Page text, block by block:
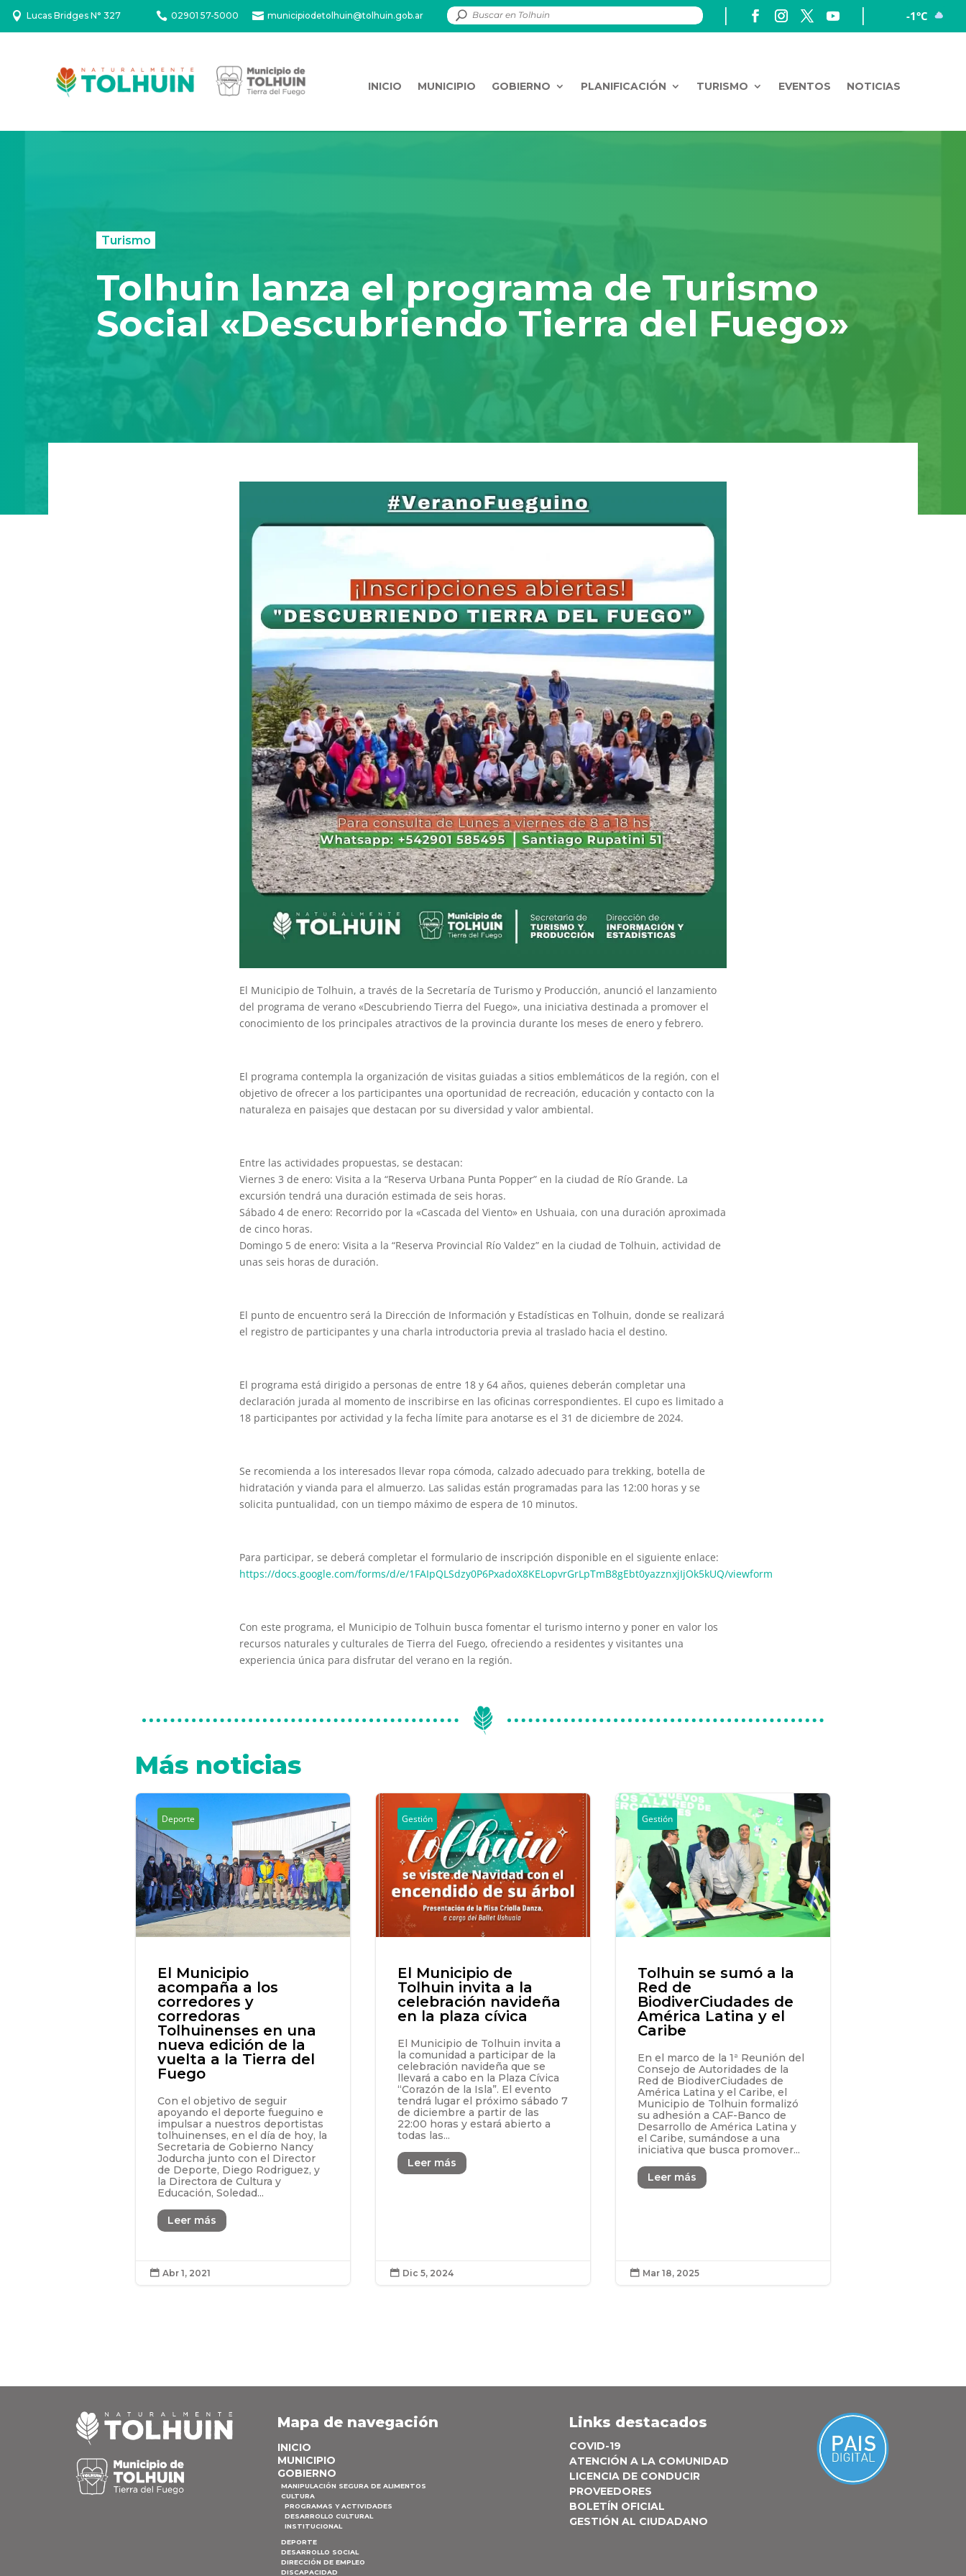
 Lucas Bridges N° 327  02901 57-5000  municipiodetolhuin@tolhuin.gob.ar -1°C
INICIO MUNICIPIO GOBIERNO PLANIFICACIÓN TURISMO EVENTOS NOTICIAS
Turismo
Tolhuin lanza el programa de Turismo
Social «Descubriendo Tierra del Fuego»
El Municipio de Tolhuin, a través de la Secretaría de Turismo y Producción, anunció el lanzamiento
del programa de verano «Descubriendo Tierra del Fuego», una iniciativa destinada a promover el
conocimiento de los principales atractivos de la provincia durante los meses de enero y febrero.
El programa contempla la organización de visitas guiadas a sitios emblemáticos de la región, con el
objetivo de ofrecer a los participantes una oportunidad de recreación, educación y contacto con la
naturaleza en paisajes que destacan por su diversidad y valor ambiental.
Entre las actividades propuestas, se destacan:
Viernes 3 de enero: Visita a la “Reserva Urbana Punta Popper” en la ciudad de Río Grande. La
excursión tendrá una duración estimada de seis horas.
Sábado 4 de enero: Recorrido por la «Cascada del Viento» en Ushuaia, con una duración aproximada
de cinco horas.
Domingo 5 de enero: Visita a la “Reserva Provincial Río Valdez” en la ciudad de Tolhuin, actividad de
unas seis horas de duración.
El punto de encuentro será la Dirección de Información y Estadísticas en Tolhuin, donde se realizará
el registro de participantes y una charla introductoria previa al traslado hacia el destino.
El programa está dirigido a personas de entre 18 y 64 años, quienes deberán completar una
declaración jurada al momento de inscribirse en las oficinas correspondientes. El cupo es limitado a
18 participantes por actividad y la fecha límite para anotarse es el 31 de diciembre de 2024.
Se recomienda a los interesados llevar ropa cómoda, calzado adecuado para trekking, botella de
hidratación y vianda para el almuerzo. Las salidas están programadas para las 12:00 horas y se
solicita puntualidad, con un tiempo máximo de espera de 10 minutos.
Para participar, se deberá completar el formulario de inscripción disponible en el siguiente enlace:
https://docs.google.com/forms/d/e/1FAIpQLSdzy0P6PxadoX8KELopvrGrLpTmB8gEbt0yazznxjIjOk5kUQ/viewform
Con este programa, el Municipio de Tolhuin busca fomentar el turismo interno y poner en valor los
recursos naturales y culturales de Tierra del Fuego, ofreciendo a residentes y visitantes una
experiencia única para disfrutar del verano en la región.
Más noticias
Deporte
El Municipio
acompaña a los
corredores y
corredoras
Tolhuinenses en una
nueva edición de la
vuelta a la Tierra del
Fuego
Con el objetivo de seguir
apoyando el deporte fueguino e
impulsar a nuestros deportistas
tolhuinenses, en el día de hoy, la
Secretaria de Gobierno Nancy
Jodurcha junto con el Director
de Deporte, Diego Rodriguez, y
la Directora de Cultura y
Educación, Soledad...
Leer más
 Abr 1, 2021
Gestión
El Municipio de
Tolhuin invita a la
celebración navideña
en la plaza cívica
El Municipio de Tolhuin invita a
la comunidad a participar de la
celebración navideña que se
llevará a cabo en la Plaza Cívica
“Corazón de la Isla”. El evento
tendrá lugar el próximo sábado 7
de diciembre a partir de las
22:00 horas y estará abierto a
todas las...
Leer más
 Dic 5, 2024
Gestión
Tolhuin se sumó a la
Red de
BiodiverCiudades de
América Latina y el
Caribe
En el marco de la 1ª Reunión del
Consejo de Autoridades de la
Red de BiodiverCiudades de
América Latina y el Caribe, el
Municipio de Tolhuin formalizó
su adhesión a CAF-Banco de
Desarrollo de América Latina y
el Caribe, sumándose a una
iniciativa que busca promover...
Leer más
 Mar 18, 2025
Mapa de navegación
INICIO
MUNICIPIO
GOBIERNO
MANIPULACIÓN SEGURA DE ALIMENTOS
CULTURA
PROGRAMAS Y ACTIVIDADES
DESARROLLO CULTURAL
INSTITUCIONAL
DEPORTE
DESARROLLO SOCIAL
DIRECCIÓN DE EMPLEO
DISCAPACIDAD
Links destacados
COVID-19
ATENCIÓN A LA COMUNIDAD
LICENCIA DE CONDUCIR
PROVEEDORES
BOLETÍN OFICIAL
GESTIÓN AL CIUDADANO